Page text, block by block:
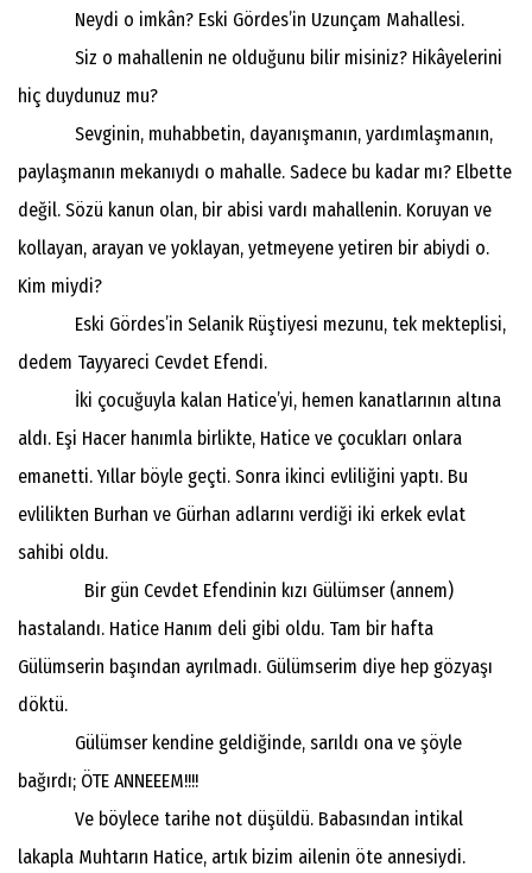
Neydi o imkân? Eski Gördes’in Uzunçam Mahallesi.
Siz o mahallenin ne olduğunu bilir misiniz? Hikâyelerini
hiç duydunuz mu?
Sevginin, muhabbetin, dayanışmanın, yardımlaşmanın,
paylaşmanın mekanıydı o mahalle. Sadece bu kadar mı? Elbette
değil. Sözü kanun olan, bir abisi vardı mahallenin. Koruyan ve
kollayan, arayan ve yoklayan, yetmeyene yetiren bir abiydi o.
Kim miydi?
Eski Gördes’in Selanik Rüştiyesi mezunu, tek mekteplisi,
dedem Tayyareci Cevdet Efendi.
İki çocuğuyla kalan Hatice’yi, hemen kanatlarının altına
aldı. Eşi Hacer hanımla birlikte, Hatice ve çocukları onlara
emanetti. Yıllar böyle geçti. Sonra ikinci evliliğini yaptı. Bu
evlilikten Burhan ve Gürhan adlarını verdiği iki erkek evlat
sahibi oldu.
Bir gün Cevdet Efendinin kızı Gülümser (annem)
hastalandı. Hatice Hanım deli gibi oldu. Tam bir hafta
Gülümserin başından ayrılmadı. Gülümserim diye hep gözyaşı
döktü.
Gülümser kendine geldiğinde, sarıldı ona ve şöyle
bağırdı; ÖTE ANNEEEM!!!!
Ve böylece tarihe not düşüldü. Babasından intikal
lakapla Muhtarın Hatice, artık bizim ailenin öte annesiydi.